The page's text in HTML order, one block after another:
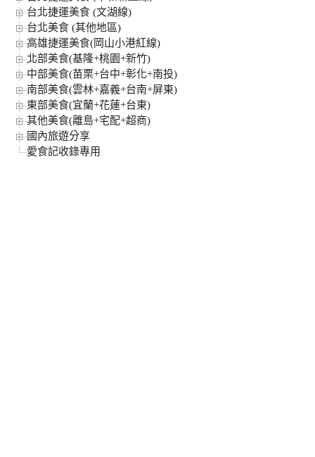
台北捷運美食 (文湖線)
台北美食 (其他地區)
高雄捷運美食(岡山小港紅線)
北部美食(基隆+桃園+新竹)
中部美食(苗栗+台中+彰化+南投)
南部美食(雲林+嘉義+台南+屏東)
東部美食(宜蘭+花蓮+台東)
其他美食(離島+宅配+超商)
國內旅遊分享
愛食記收錄專用